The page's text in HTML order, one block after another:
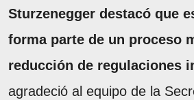
Sturzenegger destacó que
forma parte de un proceso
reducción de regulaciones
agradeció al equipo de la